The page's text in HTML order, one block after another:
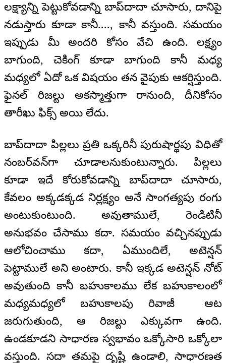
లక్ష్యాన్ని పెట్టుకోవడాన్ని బాప్‍దాదా చూసారు, దానిపై
నడుస్తారు కూడా కానీ...., కానీ వస్తుంది. సమయం
ఇప్పుడు మీ అందరి కోసం వేచి ఉంది. లక్ష్యం
బాగుంది, చెకింగ్ కూడా బాగుంది కానీ మధ్య
మధ్యలో ఏదో ఒక విషయం తన వైపుకు ఆకర్షిస్తుంది.
ఫైనల్ రిజల్టు అకస్మాత్తుగా రానుంది, దీనికోసం
తారీఖు ఫిక్స్ అయి లేదు.
బాప్‍దాదా పిల్లలు ప్రతి ఒక్కరినీ పురుషార్థపు విధితో
నంబర్‌వన్‌గా చూడాలనుకుంటున్నారు. పిల్లలు
కూడా ఇదే కోరుకోవడాన్ని బాప్‍దాదా చూసారు,
కేవలం అక్కడక్కడ నిర్లక్ష్యం అనే సాంగత్యపు రంగు
అంటుకుంటుంది. అవుతాములే, రెండిటినీ
అనుభవం చేసాము కదా. సమయం వచ్చినప్పుడు
ఆలోచించాము కదా, ఏముందిలే, అటెన్షన్
పెట్టాములే అని అంటారు. కానీ ఇక్కడ అటెన్షన్ నోట్
అవుతుంది కానీ బహుకాలము లేక బహుకాలంలో
మధ్యమధ్యలో బహుకాలపు రివాజీ ఆట
జరుగుతుంది, ఆ రిజల్టు ఎక్కువగా ఉంది.
ఉండకూడని సాధారణ స్వభావం ఒక్కోసారి ఒక్కోలా
వస్తుంది. సదా తమపై దృష్టి ఉండాలి, సాధారణత